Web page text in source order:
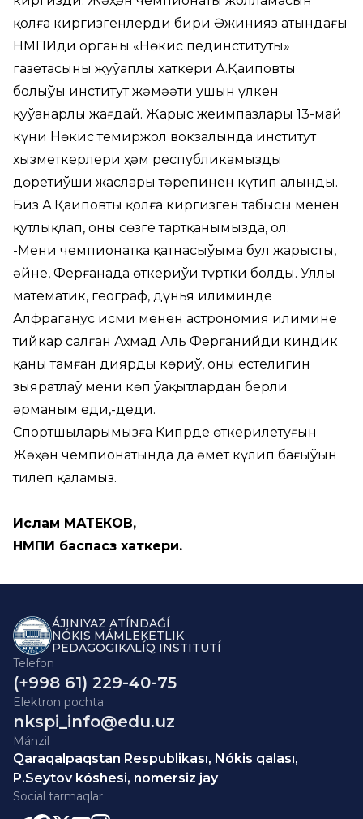
қолға киргизгенлердиң бири Әжинияз атындағы
НМПИдиң органы «Нөкис пединституты»
газетасының жуўаплы хаткери А.Қаиповтың
болыўы институт жәмәәти ушын үлкен
қуўанарлы жағдай. Жарыс жеңимпазлары 13-май
күни Нөкис темиржол вокзалында институт
хызметкерлери ҳәм республикамыздың
дөретиўши жаслары тәрепинен күтип алынды.
Биз А.Қаиповты қолға киргизген табысы менен
қутлықлап, оны сөзге тартқанымызда, ол:
-Мениң чемпионатқа қатнасыўыма бул жарыстың,
әйне, Ферғанада өткериўи түртки болды. Уллы
математик, географ, дүнья илиминде
Алфраганус исми менен астрономия илимине
тийкар салған Ахмад Аль Ферғанийдиң киндик
қаны тамған диярды көриў, оның естелигин
зыяратлаў мениң көп ўақытлардан берли
әрманым еди,-деди.
Спортшыларымызға Кипрде өткерилетуғын
Жәҳән чемпионатында да әмет күлип бағыўын
тилеп қаламыз.
Ислам МАТЕКОВ,
НМПИ баспасөз хаткери.
ÁJINIYAZ ATÍNDAǴÍ
NÓKIS MÁMLEKETLIK
PEDAGOGIKALÍQ INSTITUTÍ
Telefon
(+998 61) 229-40-75
Elektron pochta
nkspi_info@edu.uz
Mánzil
Qaraqalpaqstan Respublikası, Nókis qalası,
P.Seytov kóshesi, nomersiz jay
Social tarmaqlar